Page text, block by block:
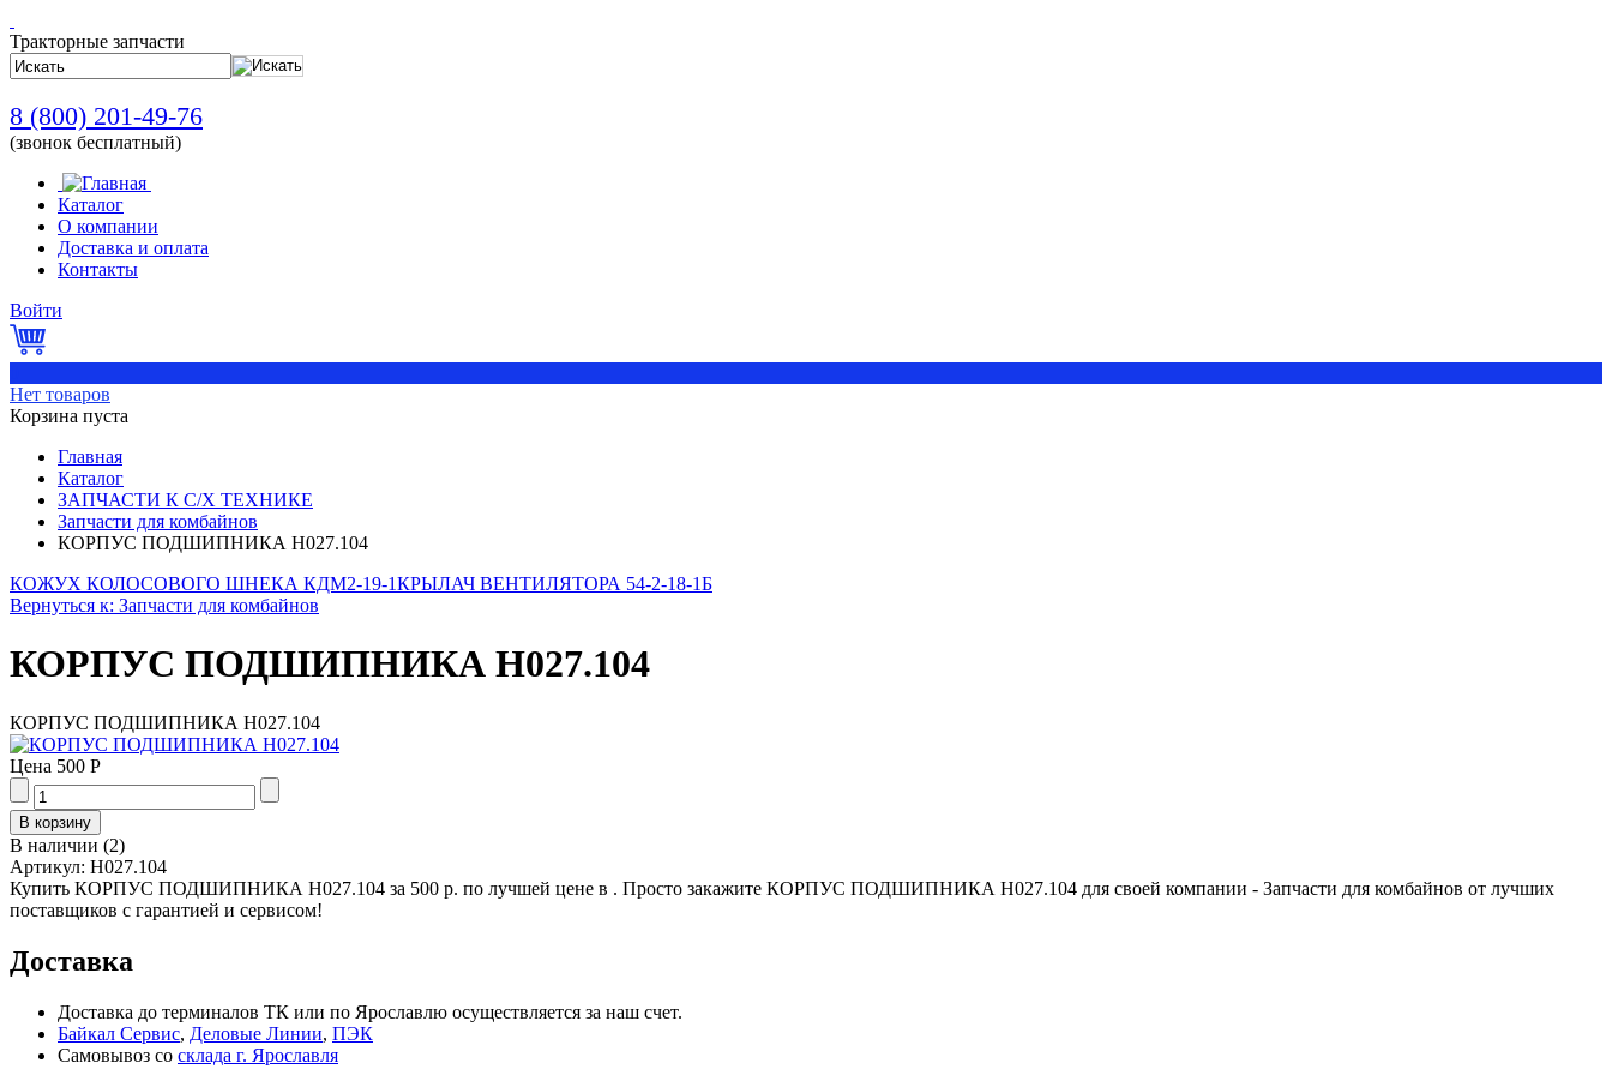
Тракторные запчасти
8 (800) 201-49-76
(звонок бесплатный)
Каталог
О компании
Доставка и оплата
Контакты
Войти
Нет товаров
Корзина пуста
Главная
Каталог
ЗАПЧАСТИ К С/Х ТЕХНИКЕ
Запчасти для комбайнов
КОРПУС ПОДШИПНИКА Н027.104
КОЖУХ КОЛОСОВОГО ШНЕКА КДМ2-19-1КРЫЛАЧ ВЕНТИЛЯТОРА 54-2-18-1Б
Вернуться к: Запчасти для комбайнов
КОРПУС ПОДШИПНИКА Н027.104
КОРПУС ПОДШИПНИКА Н027.104
Цена 500 Р
В наличии (2)
Артикул: Н027.104
Купить КОРПУС ПОДШИПНИКА Н027.104 за 500 р. по лучшей цене в . Просто закажите КОРПУС ПОДШИПНИКА Н027.104 для своей компании - Запчасти для комбайнов от лучших
поставщиков с гарантией и сервисом!
Доставка
Доставка до терминалов ТК или по Ярославлю осуществляется за наш счет.
Байкал Сервис, Деловые Линии, ПЭК
Самовывоз со склада г. Ярославля